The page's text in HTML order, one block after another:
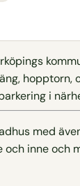
hopptorn,
i
med
och inne och